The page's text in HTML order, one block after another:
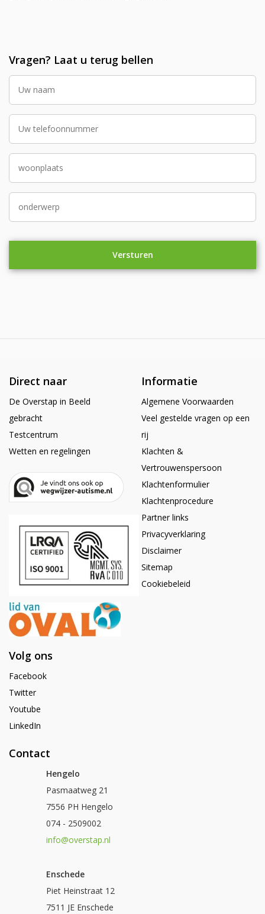
Vragen? Laat u terug bellen
Direct naar
De Overstap in Beeld
gebracht
Testcentrum
Wetten en regelingen
Informatie
Algemene Voorwaarden
Veel gestelde vragen op een
rij
Klachten &
Vertrouwenspersoon
Klachtenformulier
Klachtenprocedure
Partner links
Privacyverklaring
Disclaimer
Sitemap
Cookiebeleid
Volg ons
Facebook
Twitter
Youtube
LinkedIn
Contact
Hengelo
Pasmaatweg 21
7556 PH Hengelo
074 - 2509002
info@overstap.nl
Enschede
Piet Heinstraat 12
7511 JE Enschede